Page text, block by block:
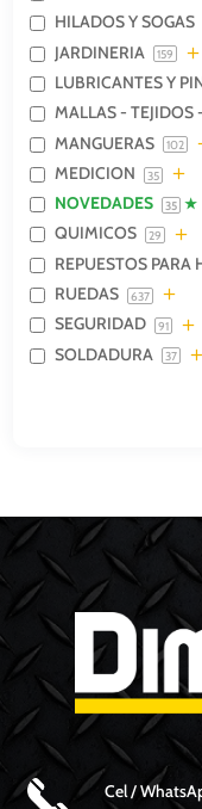
HILADOS Y SOGAS
JARDINERIA 159
LUBRICANTES Y
MALLAS - TEJIDOS
MANGUERAS 102
MEDICION 35
NOVEDADES 35
QUIMICOS 29
REPUESTOS PARA
RUEDAS 637
SEGURIDAD 91
SOLDADURA 37
Cel /